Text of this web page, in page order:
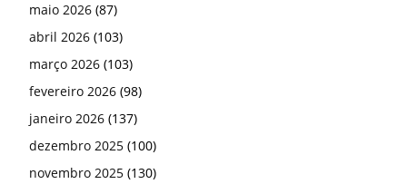
maio 2026 (87)
abril 2026 (103)
março 2026 (103)
fevereiro 2026 (98)
janeiro 2026 (137)
dezembro 2025 (100)
novembro 2025 (130)